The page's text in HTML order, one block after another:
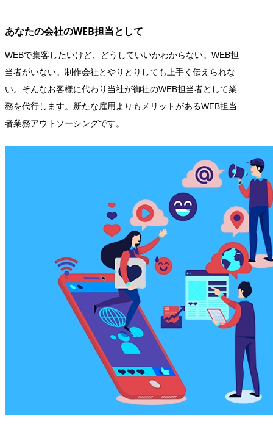
あなたの会社のWEB担当として
WEBで集客したいけど、どうしていいかわからない。WEB担
当者がいない。制作会社とやりとりしても上手く伝えられな
い。そんなお客様に代わり当社が御社のWEB担当者として業
務を代行します。新たな雇用よりもメリットがあるWEB担当
者業務アウトソーシングです。